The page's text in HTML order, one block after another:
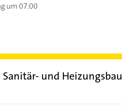
um 07:00
und Heizungsbau